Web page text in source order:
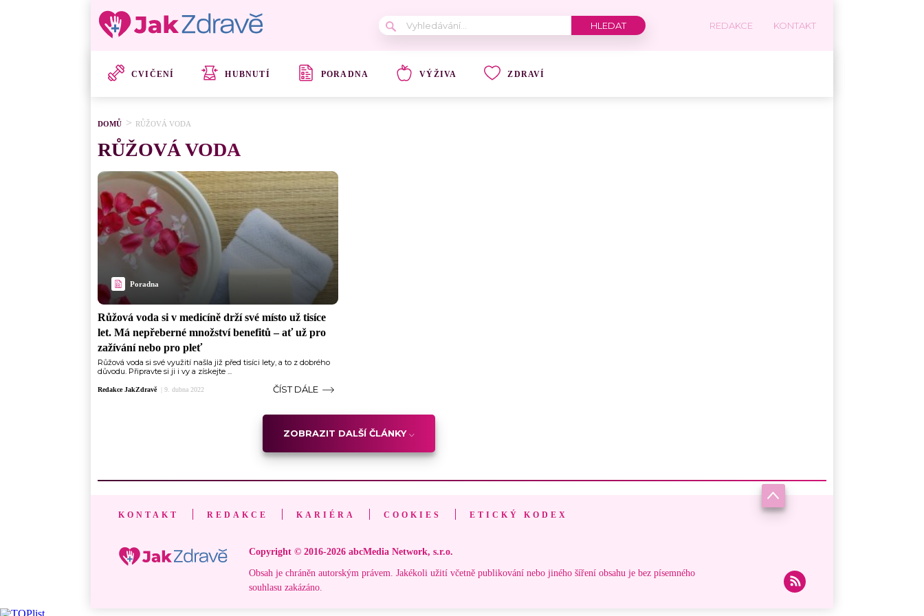
REDAKCE KONTAKT
CVIČENÍ HUBNUTÍ PORADNA VÝŽIVA ZDRAVÍ
DOMŮ RŮŽOVÁ VODA
RŮŽOVÁ VODA
Poradna
Růžová voda si v medicíně drží své místo už tisíce
let. Má nepřeberné množství benefitů –⁠ ať už pro
zažívání nebo pro pleť
Růžová voda si své využití našla již před tisíci lety, a to z dobrého
důvodu. Připravte si ji i vy a získejte ...
Redakce JakZdravě 9. dubna 2022 ČÍST DÁLE
ZOBRAZIT DALŠÍ ČLÁNKY
KONTAKT REDAKCE KARIÉRA COOKIES ETICKÝ KODEX
Copyright © 2016-2026 abcMedia Network, s.r.o.
Obsah je chráněn autorským právem. Jakékoli užití včetně publikování nebo jiného šíření obsahu je bez písemného
souhlasu zakázáno.